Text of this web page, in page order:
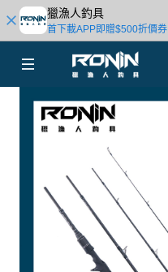
獵漁人釣具
首下載APP即贈$500折價券